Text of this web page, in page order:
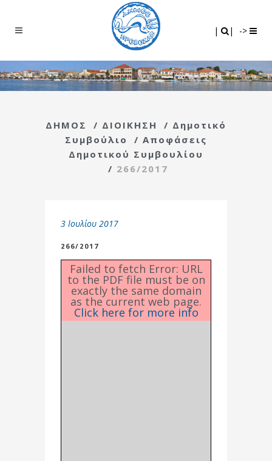
| | ->
ΔΗΜΟΣ / ΔΙΟΙΚΗΣΗ / Δημοτικό
Συμβούλιο
/ Αποφάσεις
Δημοτικού Συμβουλίου
/ 266/2017
3 Ιουλίου 2017
266/2017
Failed to fetch Error: URL
to the PDF file must be on
exactly the same domain
as the current web page.
Click here for more info